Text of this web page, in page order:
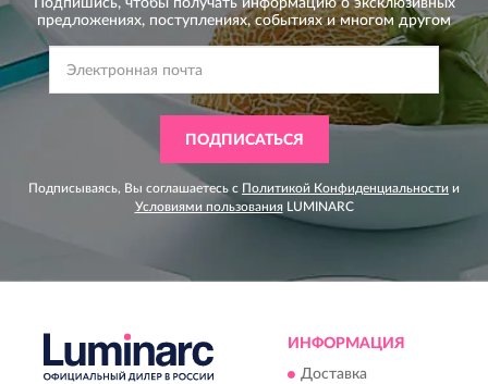
Подпишись, чтобы получать информацию о эксклюзивных
предложениях, поступлениях, событиях и многом другом
ПОДПИСАТЬСЯ
Подписываясь, Вы соглашаетесь с Политикой Конфиденциальности и
Условиями пользованияLUMINARC
ИНФОРМАЦИЯ
Доставка